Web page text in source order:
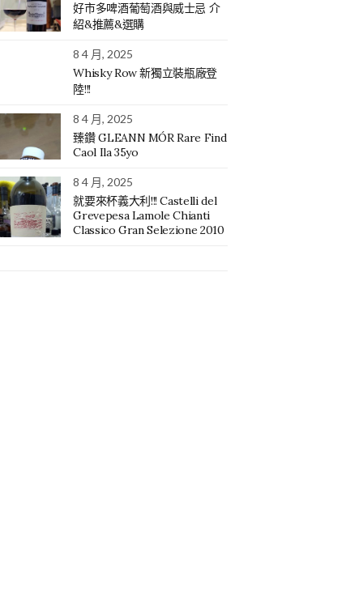
好市多啤酒葡萄酒與威士忌 介
紹&推薦&選購
8 4 月, 2025
Whisky Row 新獨立裝瓶廠登
陸!!!
8 4 月, 2025
臻鑽 GLEANN MÓR Rare Find
Caol Ila 35yo
8 4 月, 2025
就要來杯義大利!!! Castelli del
Grevepesa Lamole Chianti
Classico Gran Selezione 2010